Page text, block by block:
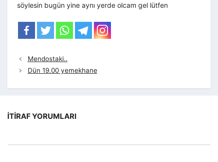
söylesin bugün yine aynı yerde olcam gel lütfen
Mendostaki..
Dün 19.00 yemekhane
İTIRAF YORUMLARI